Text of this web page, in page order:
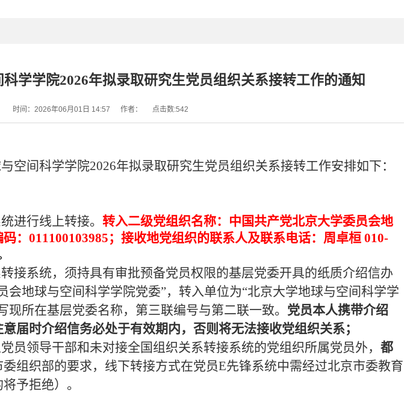
学学院2026年拟录取研究生党员组织关系接转工作的通知
时间：2026年06月01日 14:57 作者： 点击数:542
空间科学学院2026年拟录取研究生党员组织关系接转工作安排如下：
进行线上转接。 转入二级党组织名称：中国共产党北京大学委员会地
：011100103985；接收地党组织的联系人及联系电话：周卓桓 010-
接系统，须持具有审批预备党员权限的基层党委开具的纸质介绍信办
会地球与空间科学学院党委”，转入单位为“北京大学地球与空间科学学
现所在基层党委名称，第三联编号与第二联一致。 党员本人携带介绍
届时介绍信务必处于有效期内，否则将无法接收党组织关系；
员领导干部和未对接全国组织关系转接系统的党组织所属党员外， 都
组织部的要求，线下转接方式在党员E先锋系统中需经过北京市委教育
予拒绝）。